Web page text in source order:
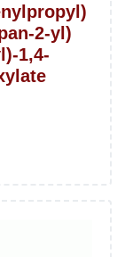
2-yl)
1,4-